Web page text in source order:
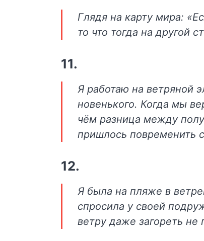
Глядя на карту мира:
то что тогда на другой
11.
Я работаю на ветряной
новенького. Когда мы
чём разница между
пришлось повременить
12.
Я была на пляже в
спросила у своей
ветру даже загореть не